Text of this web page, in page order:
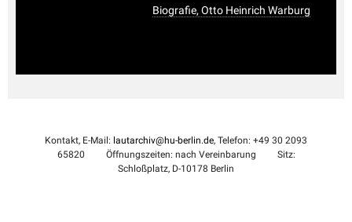
Biografie, Otto Heinrich Warburg
Kontakt, E-Mail: lautarchiv@hu-berlin.de, Telefon: +49 30 2093
65820
Öffnungszeiten: nach Vereinbarung
Sitz:
Schloßplatz, D-10178 Berlin